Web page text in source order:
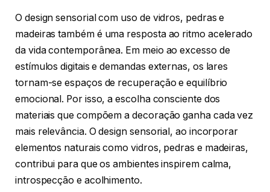
O design sensorial com uso de vidros, pedras e
madeiras também é uma resposta ao ritmo acelerado
da vida contemporânea. Em meio ao excesso de
estímulos digitais e demandas externas, os lares
tornam-se espaços de recuperação e equilíbrio
emocional. Por isso, a escolha consciente dos
materiais que compõem a decoração ganha cada vez
mais relevância. O design sensorial, ao incorporar
elementos naturais como vidros, pedras e madeiras,
contribui para que os ambientes inspirem calma,
introspecção e acolhimento.